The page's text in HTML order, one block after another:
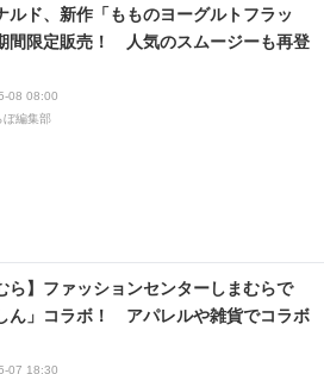
08 08:00
ぼ編集部
ルド、新作「もものヨーグルトフラッ
間限定販売！ 人気のスムージーも再登
07 18:30
ら】ファッションセンターしまむらで
ん」コラボ！ アパレルや雑貨でコラボ